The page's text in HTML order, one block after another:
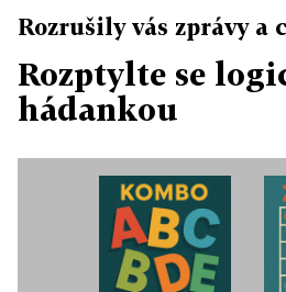
Rozrušily vás zprávy a
Rozptylte se
hádankou